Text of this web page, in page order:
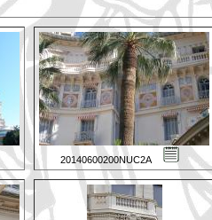
20140600200NUC2A